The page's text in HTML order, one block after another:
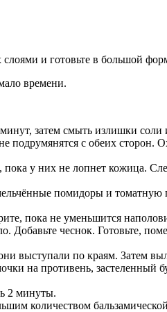
и готовьте в большой
времени.
затем смыть излишки
с обеих сторон.
у них не лопнет кожица.
помидоры и томатную
пока не уменьшится
чеснок. Готовьте,
выступали по краям. Затем
на противень,
2 минуты.
количеством